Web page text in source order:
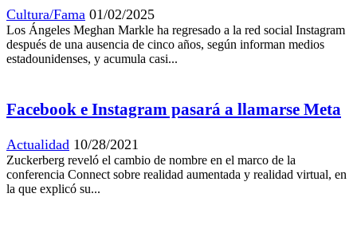
Cultura/Fama 01/02/2025
Los Ángeles Meghan Markle ha regresado a la red social Instagram
después de una ausencia de cinco años, según informan medios
estadounidenses, y acumula casi...
Facebook e Instagram pasará a llamarse Meta
Actualidad 10/28/2021
Zuckerberg reveló el cambio de nombre en el marco de la
conferencia Connect sobre realidad aumentada y realidad virtual, en
la que explicó su...